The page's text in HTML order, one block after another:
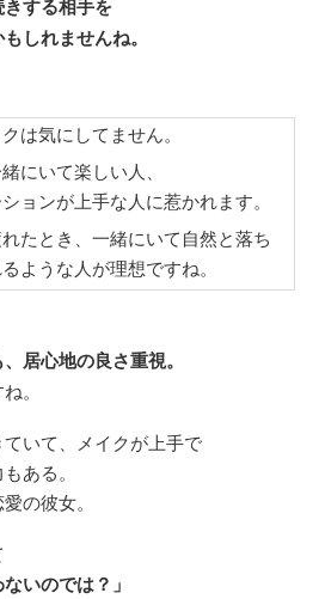
する相手を
しれませんね。
は気にしてません。
にいて楽しい人、
ョンが上手な人に惹かれます。
たとき、一緒にいて自然と落ち
ような人が理想ですね。
居心地の良さ重視。
。
いて、メイクが上手で
ある。
の彼女。
いのでは？」